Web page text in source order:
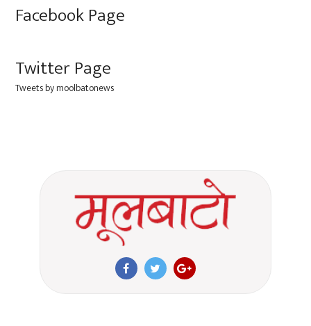
Facebook Page
Twitter Page
Tweets by moolbatonews